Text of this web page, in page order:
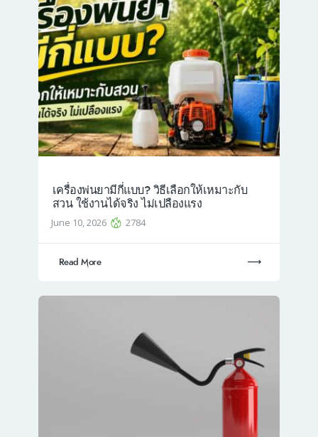
เครื่องพ่นยามีกี่แบบ? วิธีเลือกให้เหมาะกับ
สวน ใช้งานได้จริง ไม่เปลืองแรง
June 10, 2026 2784
Read More